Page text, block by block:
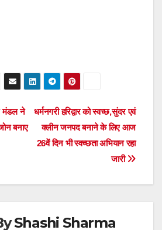
धर्मनगरी हरिद्वार को स्वच्छ,सुंदर एवं
क्लीन जनपद बनाने के लिए आज
26वें दिन भी स्वच्छता अभियान रहा
जारी
मंडल ने
बनाए
Shashi Sharma